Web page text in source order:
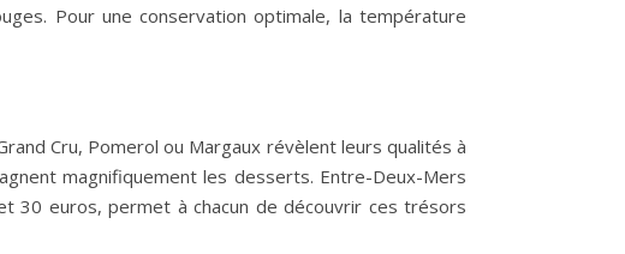
Pour une conservation optimale, la température
Cru, Pomerol ou Margaux révèlent leurs qualités à
magnifiquement les desserts. Entre-Deux-Mers
30 euros, permet à chacun de découvrir ces trésors